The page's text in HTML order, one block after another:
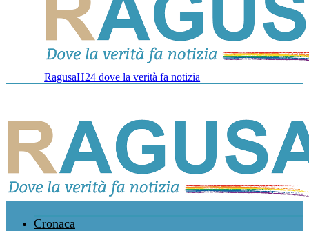
RagusaH24 dove la verità fa notizia
Cronaca